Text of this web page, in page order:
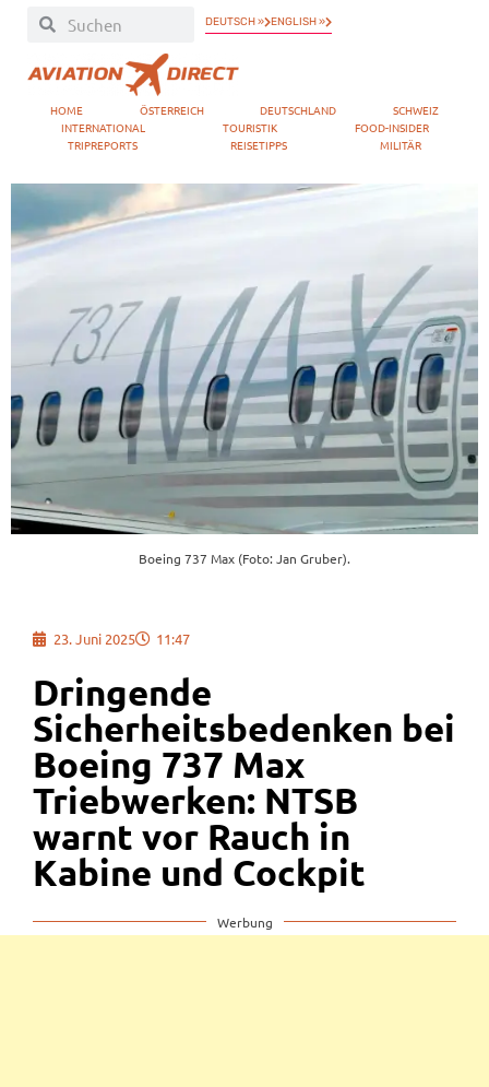
DEUTSCH » ENGLISH »
HOME ÖSTERREICH DEUTSCHLAND
SCHWEIZ
INTERNATIONAL
TOURISTIK
FOOD-INSIDER
TRIPREPORTS
REISETIPPS MILITÄR
Boeing 737 Max (Foto: Jan Gruber).
23. Juni 2025 11:47
Dringende
Sicherheitsbedenken bei
Boeing 737 Max
Triebwerken: NTSB
warnt vor Rauch in
Kabine und Cockpit
Werbung